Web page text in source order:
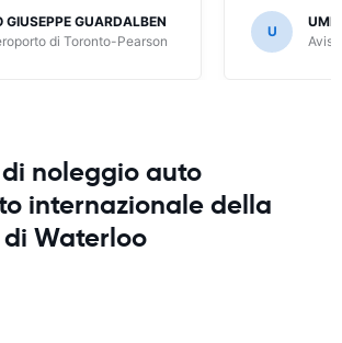
GIUSEPPE GUARDALBEN
di Toronto-Pearson
U
Avis
noleggio auto
internazionale della
di Waterloo